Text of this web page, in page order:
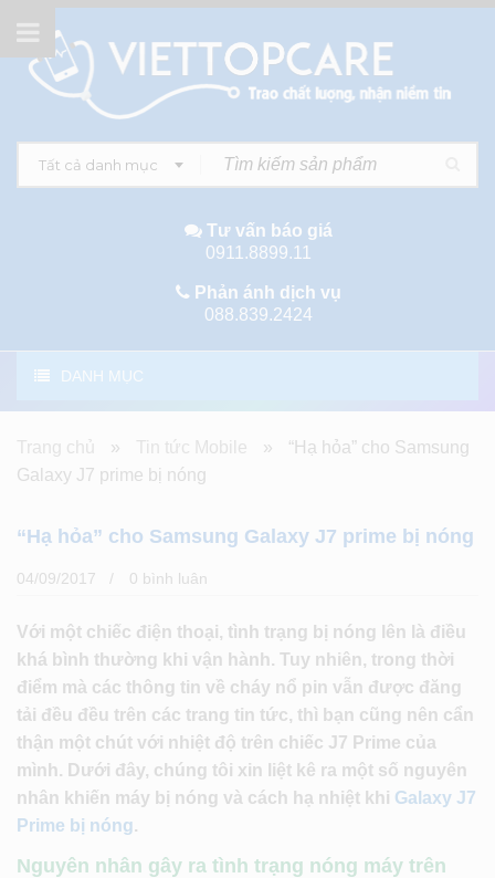
Tất cả danh mục
Tư vấn báo giá
0911.8899.11
Phản ánh dịch vụ
088.839.2424
DANH MỤC
Trang chủ » Tin tức Mobile »
“Hạ hỏa” cho Samsung
Galaxy J7 prime bị nóng
“Hạ hỏa” cho Samsung Galaxy J7 prime bị nóng
04/09/2017 0 bình luân
Với một chiếc điện thoại, tình trạng bị nóng lên là điều
khá bình thường khi vận hành. Tuy nhiên, trong thời
điểm mà các thông tin về cháy nổ pin vẫn được đăng
tải đều đều trên các trang tin tức, thì bạn cũng nên cẩn
thận một chút với nhiệt độ trên chiếc J7 Prime của
mình. Dưới đây, chúng tôi xin liệt kê ra một số nguyên
nhân khiến máy bị nóng và cách hạ nhiệt khi Galaxy J7
Prime bị nóng.
Nguyên nhân gây ra tình trạng nóng máy trên